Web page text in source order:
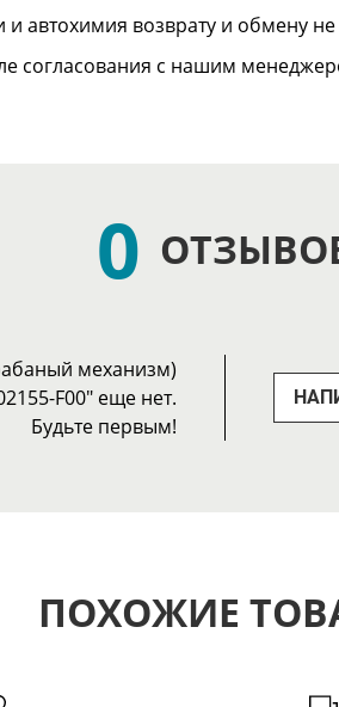
автохимия возврату и обмену
согласования с нашим
0
механизм)
F00" еще нет.
Будьте первым!
ПОХОЖИЕ